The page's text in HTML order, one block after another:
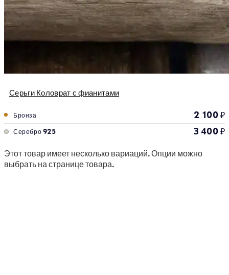
Серьги Коловрат с фианитами
Бронза 2 100₽
Серебро 925 3 400₽
Этот товар имеет несколько вариаций. Опции можно
выбрать на странице товара.